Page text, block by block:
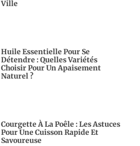
Ville
Huile Essentielle Pour Se
Détendre : Quelles Variétés
Choisir Pour Un Apaisement
Naturel ?
Courgette À La Poêle : Les Astuces
Pour Une Cuisson Rapide Et
Savoureuse